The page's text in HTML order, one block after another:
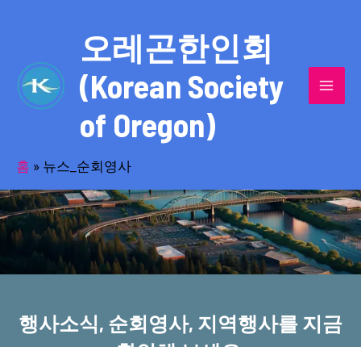
오레곤한인회
(Korean Society
of Oregon)
홈 » 뉴스_순회영사
반세기의 세월을 품고 동포사회를 섬겨온
오레곤한인회!
행사소식, 순회영사, 지역행사를 지금